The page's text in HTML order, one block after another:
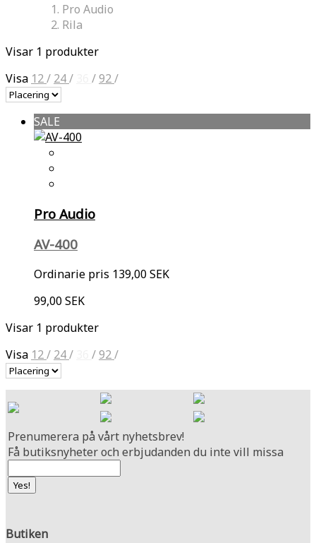
Pro Audio
Rila
Visar 1 produkter
Visa 12/ 24/ /92/
SALE
Pro Audio
AV-400
Ordinarie pris 139,00 SEK
99,00 SEK
Visar 1 produkter
Visa 12/ 24/ /92/
Prenumerera på vårt nyhetsbrev!
Få butiksnyheter och erbjudanden du inte vill missa
Butiken